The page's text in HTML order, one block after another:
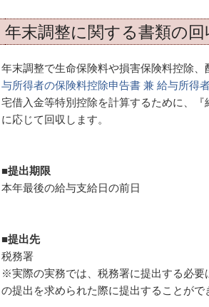
年末調整に関する書類の回
年末調整で生命保険料や損害保険料控除
与所得者の保険料控除申告書 兼 給与所得
宅借入金等特別控除を計算するために、
に応じて回収します。
■提出期限
本年最後の給与支給日の前日
■提出先
税務署
※実際の実務では、税務署に提出する必要
の提出を求められた際に提出することがで